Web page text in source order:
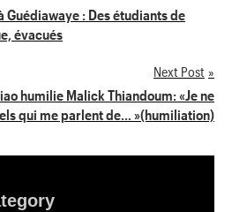
Guédiawaye : Des étudiants de
évacués
Next Post
humilie Malick Thiandoum: «Je ne
qui me parlent de… »(humiliation)